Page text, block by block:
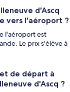
d'Ascq
vers l'aéroport ?
l'aéroport est
Le prix s'élève à
de départ à
d'Ascq ?